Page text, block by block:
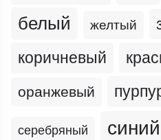
белый желтый
коричневый
оранжевый
серебряный синий